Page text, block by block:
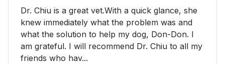
Dr. Chiu is a great vet.With a quick glance, she
knew immediately what the problem was and
what the solution to help my dog, Don-Don. I
am grateful. I will recommend Dr. Chiu to all my
friends who hav...